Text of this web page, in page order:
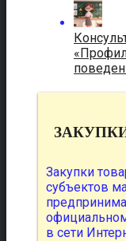
Закупки
субъектов
в сети